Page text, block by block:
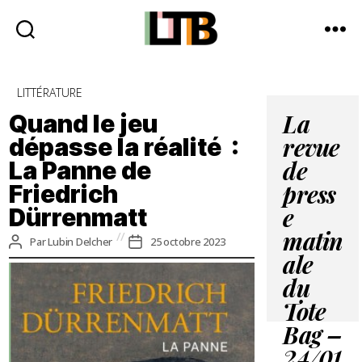
Média
d'information
Catégories
LITTÉRATURE
Quand le jeu
dépasse la réalité :
La Panne de
Friedrich
Dürrenmatt
Auteur
de
ParLubin Delcher
Date
de
25 octobre 2023
La
revue
de
press
e
matin
ale
du
Tote
Bag –